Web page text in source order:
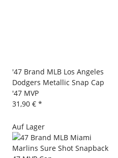
'47 Brand MLB Los Angeles
Dodgers Metallic Snap Cap
'47 MVP
31,90 € *
Auf Lager